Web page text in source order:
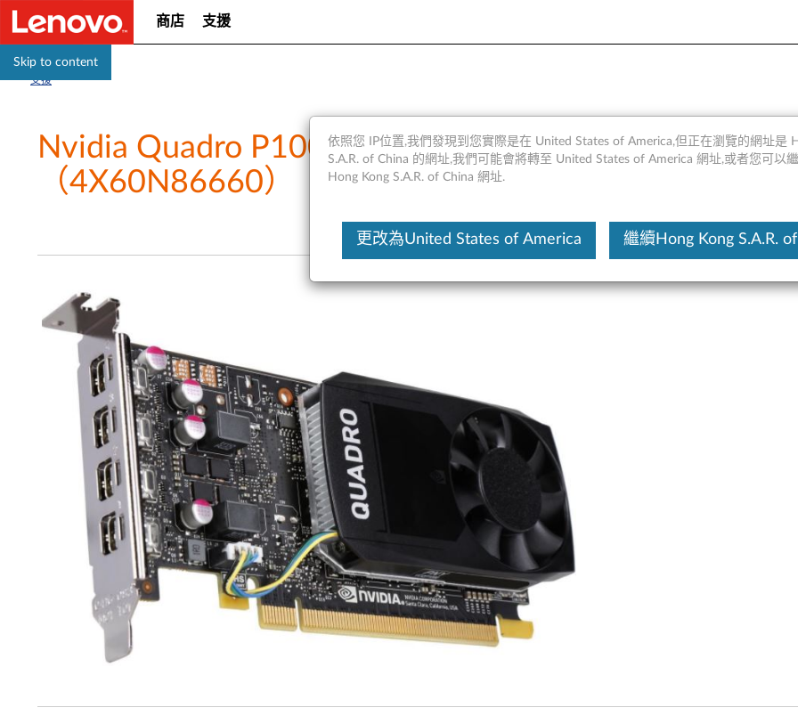
Skip to content
商店 支援
支援
Nvidia Quadro P1000 4GB GDDR5 4端口迷你
（4X60N86660）
這份
依照您 IP位置,我們發現到您實際是在 United States of America,但正在瀏覽的網址是
S.A.R. of China 的網址,我們可能會將轉至 United States of America 網址,或者您可以
Hong Kong S.A.R. of China 網址.
更改為United States of America 繼續Hong Kong S.A.R.